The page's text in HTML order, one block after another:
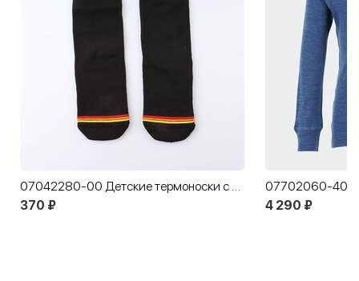
07042280-00 Детские термоноски с махрой MF черный
370 ₽
4 290 ₽